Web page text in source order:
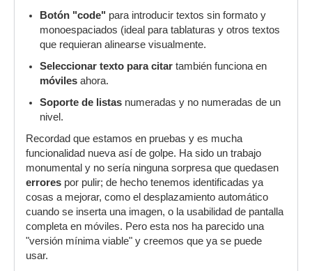
Botón "code" para introducir textos sin formato y
monoespaciados (ideal para tablaturas y otros textos
que requieran alinearse visualmente.
Seleccionar texto para citar también funciona en
móviles ahora.
Soporte de listas numeradas y no numeradas de un
nivel.
Recordad que estamos en pruebas y es mucha
funcionalidad nueva así de golpe. Ha sido un trabajo
monumental y no sería ninguna sorpresa que quedasen
errores por pulir; de hecho tenemos identificadas ya
cosas a mejorar, como el desplazamiento automático
cuando se inserta una imagen, o la usabilidad de pantalla
completa en móviles. Pero esta nos ha parecido una
"versión mínima viable" y creemos que ya se puede
usar.